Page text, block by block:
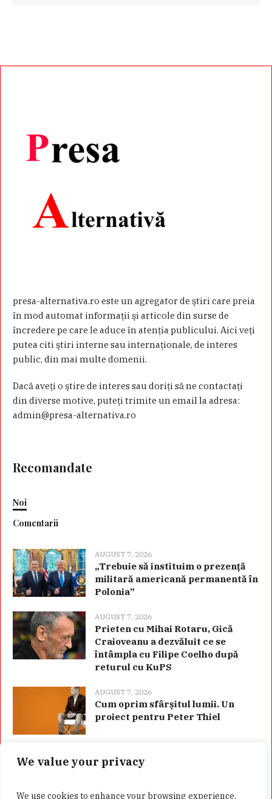
We value your privacy
We use cookies to enhance your browsing experience,
presa-alternativa.ro este un agregator de ştiri care preia
în mod automat informaţii şi articole din surse de
încredere pe care le aduce în atenţia publicului. Aici veţi
putea citi ştiri interne sau internaţionale, de interes
public, din mai multe domenii.
Dacă aveţi o ştire de interes sau doriţi să ne contactaţi
din diverse motive, puteţi trimite un email la adresa:
admin@presa-alternativa.ro
Recomandate
Noi
Comentarii
AUGUST 7, 2026
„Trebuie să instituim o prezență
militară americană permanentă în
Polonia”
AUGUST 7, 2026
Prieten cu Mihai Rotaru, Gică
Craioveanu a dezvăluit ce se
întâmpla cu Filipe Coelho după
returul cu KuPS
AUGUST 7, 2026
Cum oprim sfârșitul lumii. Un
proiect pentru Peter Thiel
Categorii